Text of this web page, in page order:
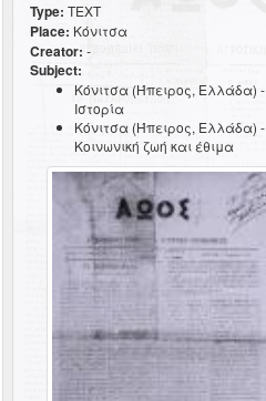
Type: TEXT
Place: Κόνιτσα
Creator: -
Subject:
Κόνιτσα (Ήπειρος, Ελλάδα) -
Ιστορία
Κόνιτσα (Ήπειρος, Ελλάδα) -
Κοινωνική ζωή και έθιμα